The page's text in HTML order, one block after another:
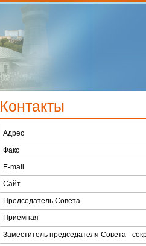
Контакты
Адрес
Факс
E-mail
Сайт
Председатель Совета
Приемная
Заместитель председателя Совета -